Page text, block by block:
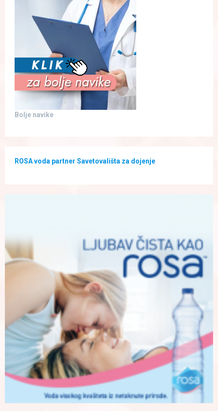
Bolje navike
ROSA voda partner Savetovališta za dojenje